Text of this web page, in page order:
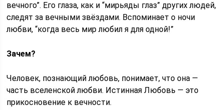
вечного”. Его глаза, как и “мирьяды глаз” других людей,
следят за вечными звёздами. Вспоминает о ночи
любви, “когда весь мир любил я для одной!”
Зачем?
Человек, познающий любовь, понимает, что она —
часть вселенской любви. Истинная Любовь — это
прикосновение к вечности.